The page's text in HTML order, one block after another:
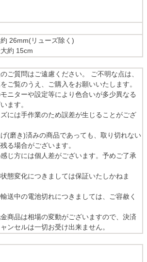
26mm(リューズ除く)
約 15cm
ご質問はご遠慮ください。 ご不明な点は、
ご覧のうえ、ご購入をお願いいたします。
ニターや設定等により色合いが多少異なる
ます。
には手作業のため誤差が生じることがござ
(磨き)済みの商品であっても、取り切れない
る場合がございます。
じ方には個人差がございます。予めご了承
態変化につきましては保証いたしかねま
送中の電池切れにつきましては、ご容赦く
商品は相場の変動がございますので、決済
ンセルは一切お受け出来ません。